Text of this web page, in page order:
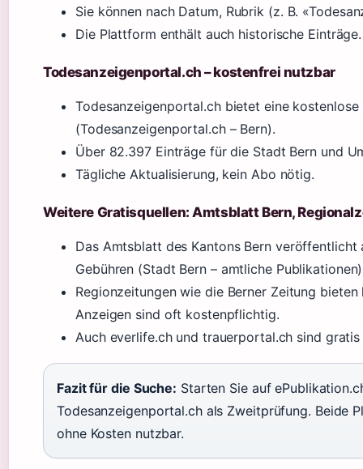
Sie können nach Datum, Rubrik (z. B.
Die Plattform enthält auch historische Einträge.
Todesanzeigenportal.ch – kostenfrei nutzbar
Todesanzeigenportal.ch bietet eine
(Todesanzeigenportal.ch – Bern).
Über 82.397 Einträge für die Stadt Bern und
Tägliche Aktualisierung, kein Abo nötig.
Weitere Gratisquellen: Amtsblatt Bern,
Das Amtsblatt des Kantons Bern veröffentlicht
Gebühren (Stadt Bern – amtliche
Regionzeitungen wie die Berner Zeitung
Anzeigen sind oft kostenpflichtig.
Auch everlife.ch und trauerportal.ch sind gratis
Fazit für die Suche: Starten Sie auf
Todesanzeigenportal.ch als Zweitprüfung. Beide
ohne Kosten nutzbar.